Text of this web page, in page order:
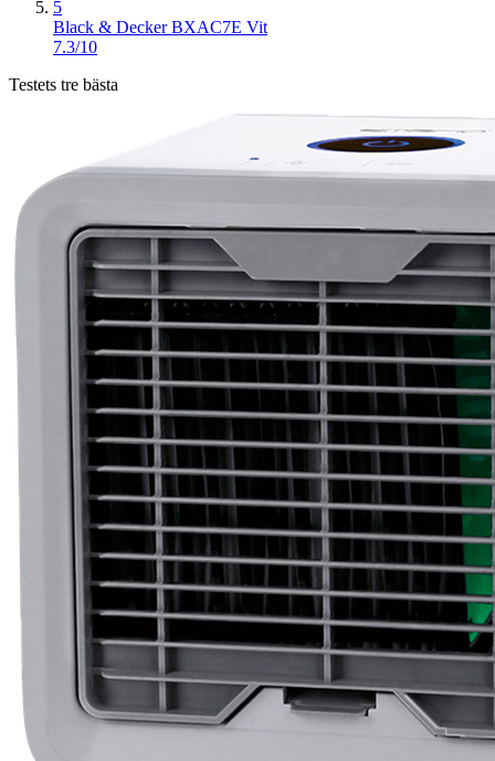
5
Black & Decker BXAC7E Vit
7.3/10
Testets tre bästa